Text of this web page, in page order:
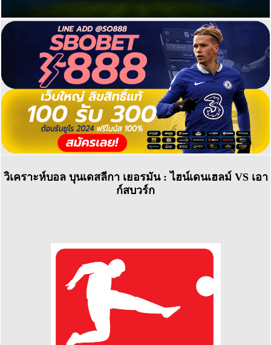
วิเคราะห์บอล บุนเดสลีกา เยอรมัน : ไฮน์เดนเฮลม์ VS เอา
ก์สบวร์ก